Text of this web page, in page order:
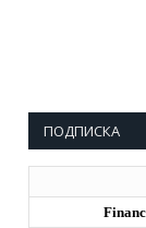
ПОДПИСКА